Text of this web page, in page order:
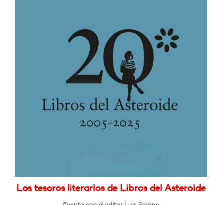
Los tesoros literarios de Libros del Asteroide